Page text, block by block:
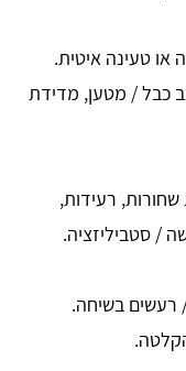
או טעינה איטית.
כבל / מטען, מדידת
שחורות, רעידות,
/ סטביליזציה.
רעשים בשיחה.